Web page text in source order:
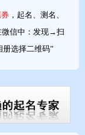
；字型优美，利
，起名、测名、
微信中：发现→扫
选择二维码”